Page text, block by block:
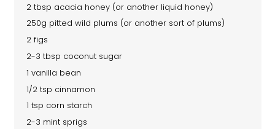
2 tbsp acacia honey (or another liquid honey)
250g pitted wild plums (or another sort of plums)
2 figs
2-3 tbsp coconut sugar
1 vanilla bean
1/2 tsp cinnamon
1 tsp corn starch
2-3 mint sprigs